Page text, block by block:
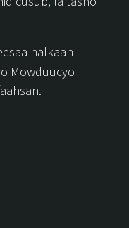
halkaan
Mowduucyo